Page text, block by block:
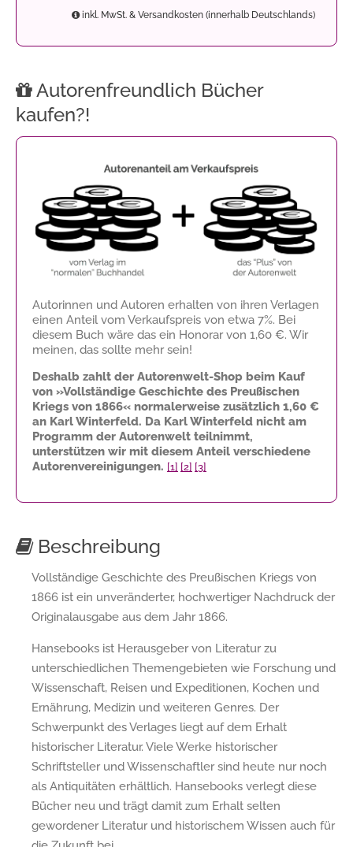
inkl. MwSt. & Versandkosten (innerhalb Deutschlands)
Autorenfreundlich Bücher
kaufen?!
Autorinnen und Autoren erhalten von ihren Verlagen
einen Anteil vom Verkaufspreis von etwa 7%. Bei
diesem Buch wäre das ein Honorar von 1,60 €. Wir
meinen, das sollte mehr sein!
Deshalb zahlt der Autorenwelt-Shop beim Kauf
von »Vollständige Geschichte des Preußischen
Kriegs von 1866« normalerweise zusätzlich 1,60 €
an Karl Winterfeld. Da Karl Winterfeld nicht am
Programm der Autorenwelt teilnimmt,
unterstützen wir mit diesem Anteil verschiedene
Autorenvereinigungen. [1] [2] [3]
Beschreibung
Vollständige Geschichte des Preußischen Kriegs von
1866 ist ein unveränderter, hochwertiger Nachdruck der
Originalausgabe aus dem Jahr 1866.
Hansebooks ist Herausgeber von Literatur zu
unterschiedlichen Themengebieten wie Forschung und
Wissenschaft, Reisen und Expeditionen, Kochen und
Ernährung, Medizin und weiteren Genres. Der
Schwerpunkt des Verlages liegt auf dem Erhalt
historischer Literatur. Viele Werke historischer
Schriftsteller und Wissenschaftler sind heute nur noch
als Antiquitäten erhältlich. Hansebooks verlegt diese
Bücher neu und trägt damit zum Erhalt selten
gewordener Literatur und historischem Wissen auch für